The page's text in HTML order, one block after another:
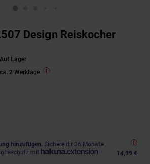
Design Reiskocher
Auf Lager
ca. 2 Werktage
hinzufügen. Sichere dir 36 Monate
mit
14,99 €